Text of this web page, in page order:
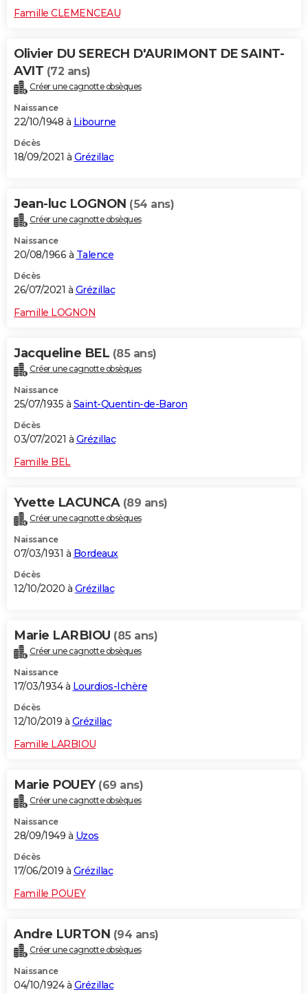
Famille CLEMENCEAU
Olivier DU SERECH D'AURIMONT DE SAINT-
AVIT (72 ans)
Créer une cagnotte obsèques
Naissance
22/10/1948 à Libourne
Décès
18/09/2021 à Grézillac
Jean-luc LOGNON (54 ans)
Créer une cagnotte obsèques
Naissance
20/08/1966 à Talence
Décès
26/07/2021 à Grézillac
Famille LOGNON
Jacqueline BEL (85 ans)
Créer une cagnotte obsèques
Naissance
25/07/1935 à Saint-Quentin-de-Baron
Décès
03/07/2021 à Grézillac
Famille BEL
Yvette LACUNCA (89 ans)
Créer une cagnotte obsèques
Naissance
07/03/1931 à Bordeaux
Décès
12/10/2020 à Grézillac
Marie LARBIOU (85 ans)
Créer une cagnotte obsèques
Naissance
17/03/1934 à Lourdios-Ichère
Décès
12/10/2019 à Grézillac
Famille LARBIOU
Marie POUEY (69 ans)
Créer une cagnotte obsèques
Naissance
28/09/1949 à Uzos
Décès
17/06/2019 à Grézillac
Famille POUEY
Andre LURTON (94 ans)
Créer une cagnotte obsèques
Naissance
04/10/1924 à Grézillac